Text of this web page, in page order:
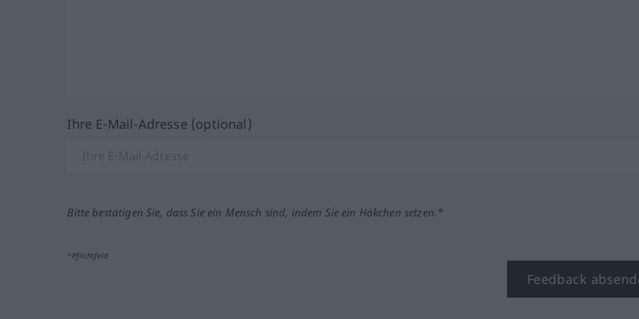
Ihre E-Mail-Adresse (optional)
Bitte bestätigen Sie, dass Sie ein Mensch sind, indem Sie ein Häkchen setzen.*
*Pflichtfeld
Feedback